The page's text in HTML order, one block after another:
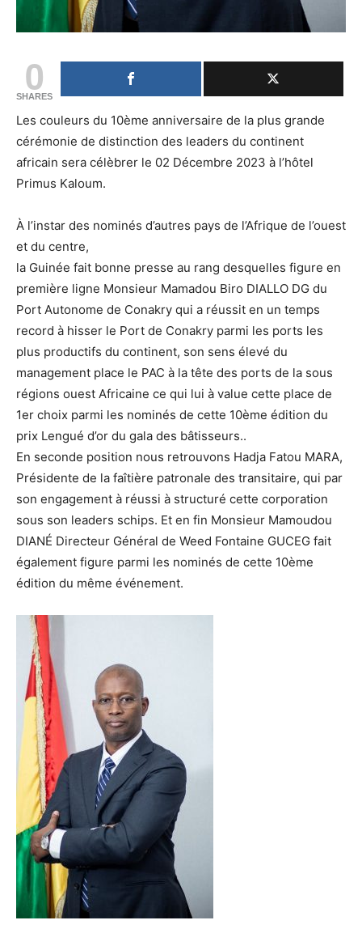
0
SHARES
Les couleurs du 10ème anniversaire de la plus grande
cérémonie de distinction des leaders du continent
africain sera célèbrer le 02 Décembre 2023 à l’hôtel
Primus Kaloum.
À l’instar des nominés d’autres pays de l’Afrique de l’ouest
et du centre,
la Guinée fait bonne presse au rang desquelles figure en
première ligne Monsieur Mamadou Biro DIALLO DG du
Port Autonome de Conakry qui a réussit en un temps
record à hisser le Port de Conakry parmi les ports les
plus productifs du continent, son sens élevé du
management place le PAC à la tête des ports de la sous
régions ouest Africaine ce qui lui à value cette place de
1er choix parmi les nominés de cette 10ème édition du
prix Lengué d’or du gala des bâtisseurs..
En seconde position nous retrouvons Hadja Fatou MARA,
Présidente de la faîtière patronale des transitaire, qui par
son engagement à réussi à structuré cette corporation
sous son leaders schips. Et en fin Monsieur Mamoudou
DIANÉ Directeur Général de Weed Fontaine GUCEG fait
également figure parmi les nominés de cette 10ème
édition du même événement.